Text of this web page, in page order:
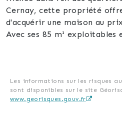
Cernay, cette propriété
d'acquérir une maison au
Avec ses 85 m² exploitables
Dès l'entrée, laissez-vous
Les informations sur les risques
sont disponibles sur le site
www.georisques.gouv.fr